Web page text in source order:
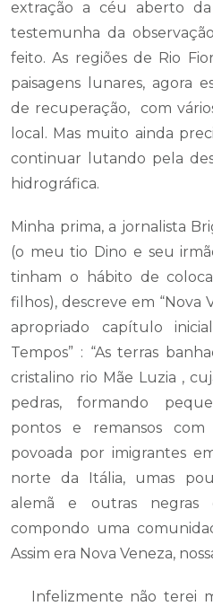
extração a céu aberto
testemunha da
feito. As regiões de Rio
paisagens lunares, agora
de recuperação, com
local. Mas muito ainda
continuar lutando pela
hidrográfica.
Minha prima, a jornalista
(o meu tio Dino e seu
tinham o hábito de
filhos), descreve em “Nova
apropriado capítulo
Tempos” : “As terras
cristalino rio Mãe Luzia ,
pedras, formando
pontos e remansos
povoada por imigrantes
norte da Itália, umas
alemã e outras negras
compondo uma
Assim era Nova Veneza,
Infelizmente não terei